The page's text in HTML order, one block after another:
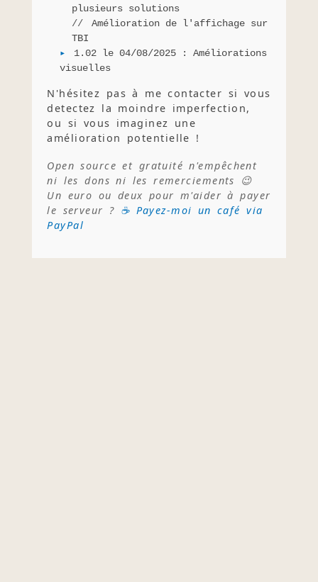
plusieurs solutions
Amélioration de l'affichage sur
TBI
1.02 le 04/08/2025 : Améliorations
visuelles
N'hésitez pas à me contacter si vous
detectez la moindre imperfection,
ou si vous imaginez une
amélioration potentielle !
Open source et gratuité n'empêchent
ni les dons ni les remerciements 😉
Un euro ou deux pour m'aider à payer
le serveur ? ☕ Payez-moi un café via
PayPal